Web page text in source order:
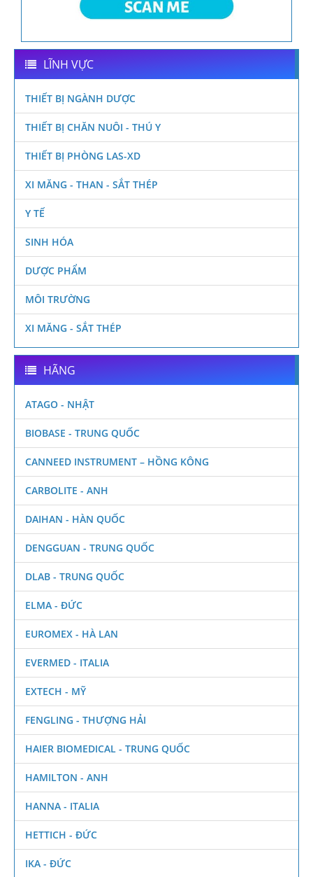
LĨNH VỰC
THIẾT BỊ NGÀNH DƯỢC
THIẾT BỊ CHĂN NUÔI - THÚ Y
THIẾT BỊ PHÒNG LAS-XD
XI MĂNG - THAN - SẮT THÉP
Y TẾ
SINH HÓA
DƯỢC PHẨM
MÔI TRƯỜNG
XI MĂNG - SẮT THÉP
HÃNG
ATAGO - NHẬT
BIOBASE - TRUNG QUỐC
CANNEED INSTRUMENT – HỒNG KÔNG
CARBOLITE - ANH
DAIHAN - HÀN QUỐC
DENGGUAN - TRUNG QUỐC
DLAB - TRUNG QUỐC
ELMA - ĐỨC
EUROMEX - HÀ LAN
EVERMED - ITALIA
EXTECH - MỸ
FENGLING - THƯỢNG HẢI
HAIER BIOMEDICAL - TRUNG QUỐC
HAMILTON - ANH
HANNA - ITALIA
HETTICH - ĐỨC
IKA - ĐỨC